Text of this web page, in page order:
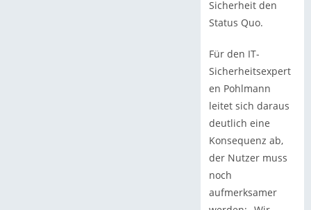
Sicherheit den
Status Quo.
Für den IT-
Sicherheitsexpert
en Pohlmann
leitet sich daraus
deutlich eine
Konsequenz ab,
der Nutzer muss
noch
aufmerksamer